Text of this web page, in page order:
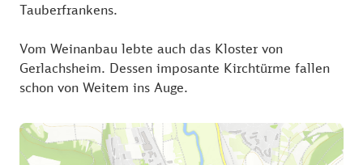
Tauberfrankens.
Vom Weinanbau lebte auch das Kloster von
Gerlachsheim. Dessen imposante Kirchtürme fallen
schon von Weitem ins Auge.